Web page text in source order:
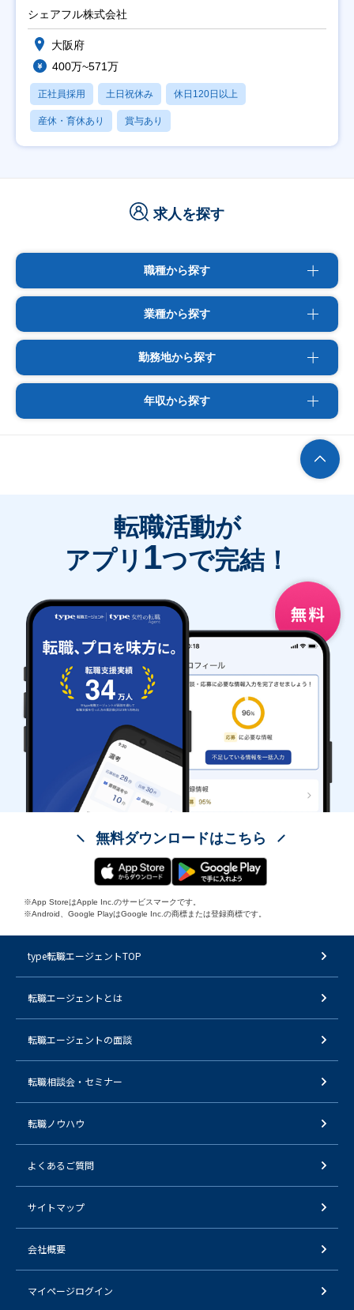
シェアフル株式会社
大阪府
400万~571万
正社員採用 土日祝休み 休日120日以上
産休・育休あり 賞与あり
求人を探す
職種から探す
業種から探す
勤務地から探す
年収から探す
転職活動が
アプリ 1つで完結！
無料ダウンロードはこちら
※App StoreはApple Inc.のサービスマークです。
※Android、Google PlayはGoogle Inc.の商標または登録商標です。
type転職エージェントTOP
転職エージェントとは
転職エージェントの面談
転職相談会・セミナー
転職ノウハウ
よくあるご質問
サイトマップ
会社概要
マイページログイン